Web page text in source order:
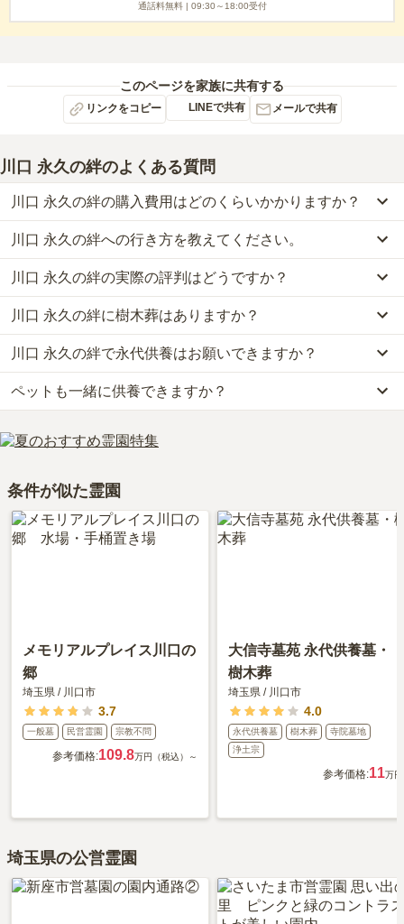
通話料無料 | 09:30～18:00受付
このページを家族に共有する
リンクをコピー LINEで共有 メールで共有
川口 永久の絆のよくある質問
川口 永久の絆の購入費用はどのくらいかかりますか？
川口 永久の絆では、一般墓が約70.2万円から、樹木葬が約38.6万円
から、永代供養墓が約12.8万円からお求めいただけます。
なお、川口 永久の絆がある埼玉県の相場は、一般墓が約64万円
（墓石代別途）、樹木葬が約58万円、永代供養墓が約65万円です。
お墓は、価格が高いものがよい、安いものが悪い、という訳ではあ
きる場所を選ぶことです。
川口 永久の絆への行き方を教えてください。
公共交通機関の場合、埼玉高速鉄道「新井宿駅」から徒歩約16分・
埼玉高速鉄道「新井宿駅」から バス「東浦82」東浦和駅行 石神下
から徒歩4分です。
車の場合、東京外環自動車道「川口東インター」から車で約1分で
す。
確認ください。
川口 永久の絆の実際の評判はどうですか？
当サイトに寄せられた総合評価は、3.4点です。
利用者様からは「近くに花屋さんもあるので便利です。近くに食事
ができるファミリーレストランが何件もあるのでとても便利だと思
います。」といったお声をいただいております。
川口 永久の絆に樹木葬はありますか？
はい、川口 永久の絆には5種類の樹木葬がございます。
費用は、約38.6万円からとなっております。
川口 永久の絆がある埼玉県の樹木葬の相場価格は、約58万円で
す。
樹木葬 について詳しく知りたい方は『
川口 永久の絆で永代供養はお願いできますか？
はい、川口 永久の絆は永代供養に対応しています。
費用は、約12.8万円からとなっております。
川口 永久の絆がある埼玉県の永代供養墓の相場価格は、約65万円
です。
解説！』をご覧ください。
ペットも一緒に供養できますか？
はい、川口 永久の絆はペット供養に対応しております。
大切な家族の一員であるペットも供養できるプランをご用意してお
条件が似た霊園
メモリアルプレイス川口の
郷
埼玉県 / 川口市
3.7
一般墓 民営霊園 宗教不問
参考価格:109.8万円（税込）～
大信寺墓苑 永代供養墓・
樹木葬
埼玉県 / 川口市
4.0
永代供養墓 樹木葬
寺院墓地
浄土宗
参考価格:11万円
埼玉県の公営霊園